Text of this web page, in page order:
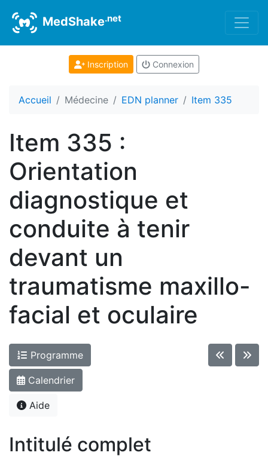
MedShake.net
Inscription Connexion
Accueil Médecine EDN planner Item 335
Item 335 :
Orientation
diagnostique et
conduite à tenir
devant un
traumatisme maxillo-
facial et oculaire
Programme
Calendrier
Aide
Intitulé complet